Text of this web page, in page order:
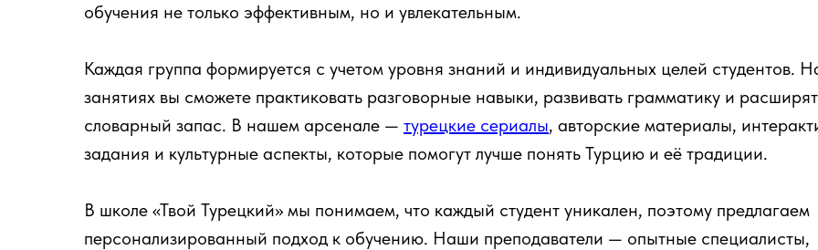
обучения не только эффективным, но и увлекательным.
Каждая группа формируется с учетом уровня знаний и индивидуальных целей студентов.
занятиях вы сможете практиковать разговорные навыки, развивать грамматику и
словарный запас. В нашем арсенале — турецкие сериалы, авторские материалы,
задания и культурные аспекты, которые помогут лучше понять Турцию и её традиции.
В школе «Твой Турецкий» мы понимаем, что каждый студент уникален, поэтому предлагаем
персонализированный подход к обучению. Наши преподаватели — опытные специалисты,